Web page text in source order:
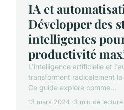
IA et
Développer des
intelligentes
productivité
L'intelligence artificielle et
transforment radicalement
Ce guide explore comme...
13 mars 2024 3 min de lecture